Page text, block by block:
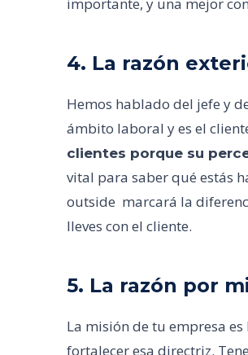
4. La razón
Hemos hablado del jefe y
ámbito laboral y es el
clientes porque su
vital para saber qué estás
outside marcará la
lleves con el cliente.
5. La razón por
La misión de tu empresa
fortalecer esa directriz.